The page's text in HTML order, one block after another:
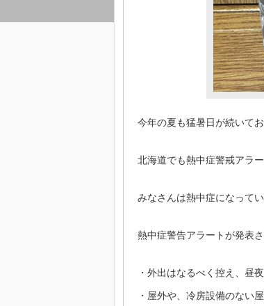
今年の夏も猛暑日が続いて
北海道でも熱中症警戒アラ
みなさんは熱中症になって
熱中症警告アラートが発表
・外出はなるべく控え、昼
・屋外や、冷房設備のない